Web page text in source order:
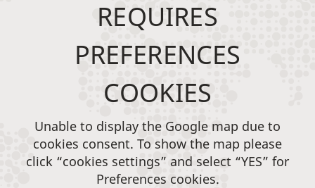
REQUIRES
PREFERENCES
COOKIES
Unable to display the Google map due to
cookies consent. To show the map please
click “cookies settings” and select “YES” for
Preferences cookies.